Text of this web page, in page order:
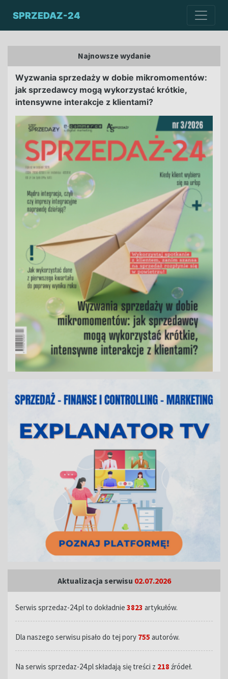
SPRZEDAZ-24
Najnowsze wydanie
Wyzwania sprzedaży w dobie mikromomentów:
jak sprzedawcy mogą wykorzystać krótkie,
intensywne interakcje z klientami?
Aktualizacja serwisu 02.07.2026
Serwis sprzedaz-24.pl to dokładnie 3823 artykułów.
Dla naszego serwisu pisało do tej pory 755 autorów.
Na serwis sprzedaz-24.pl składają się treści z 218 źródeł.